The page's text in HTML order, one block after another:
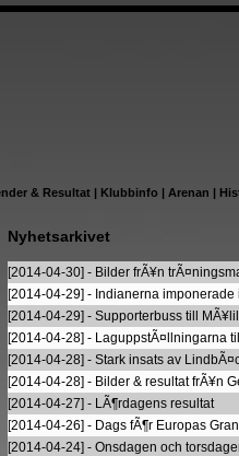
& Resultat | Klubbinfo | Arenan |
Nyhetsarkivet
[2014-04-30] - Bilder frÃ¥n
[2014-04-29] - Indianerna imponerade
[2014-04-29] - Supporterbuss till
[2014-04-28] - LaguppstÃ¤llningarna
[2014-04-28] - Stark insats av
[2014-04-28] - Bilder & resultat frÃ¥n
[2014-04-27] - LÃ¶rdagens resultat
[2014-04-26] - Dags fÃ¶r Europas
[2014-04-24] - Onsdagen och